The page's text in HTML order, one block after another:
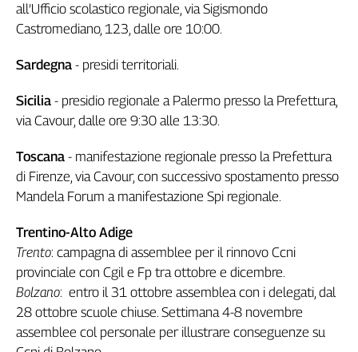
all’Ufficio scolastico regionale, via Sigismondo
Castromediano, 123, dalle ore 10:00.
Sardegna - presidi territoriali.
Sicilia - presidio regionale a Palermo presso la Prefettura,
via Cavour, dalle ore 9:30 alle 13:30.
Toscana - manifestazione regionale presso la Prefettura
di Firenze, via Cavour, con successivo spostamento presso
Mandela Forum a manifestazione Spi regionale.
Trentino-Alto Adige
Trento: campagna di assemblee per il rinnovo Ccni
provinciale con Cgil e Fp tra ottobre e dicembre.
Bolzano: entro il 31 ottobre assemblea con i delegati, dal
28 ottobre scuole chiuse. Settimana 4-8 novembre
assemblee col personale per illustrare conseguenze su